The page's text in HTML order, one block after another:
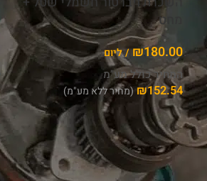
מחט
₪180.00 / ליום
המחיר כולל מע"מ
₪152.54 (מחיר ללא מע"מ)